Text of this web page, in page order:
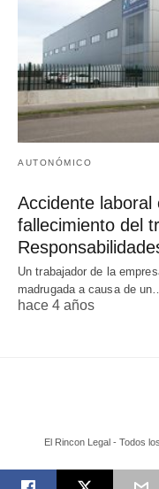
AUTONÓMICO
Accidente
fallecimiento del
Un trabajador de la
madrugada a causa de
hace 4 años
El Rincon Legal - Todos